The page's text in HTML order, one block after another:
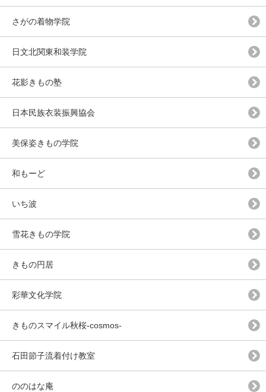
さがの着物学院
日文北関東和装学院
花影きもの塾
日本民族衣装振興協会
美保姿きもの学院
和もーど
いち波
雪花きもの学院
きもの円居
彩華文化学院
きものスマイル秋桜-cosmos-
石田節子流着付け教室
ののはな庵